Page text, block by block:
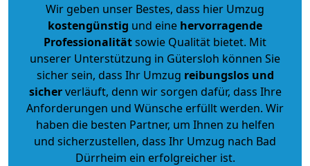
Wir geben unser Bestes, dass hier Umzug
kostengünstig und eine hervorragende
Professionalitätsowie Qualität bietet. Mit
unserer Unterstützung in Gütersloh können Sie
sicher sein, dass Ihr Umzug reibungslos und
sicherverläuft, denn wir sorgen dafür, dass Ihre
Anforderungen und Wünsche erfüllt werden. Wir
haben die besten Partner, um Ihnen zu helfen
und sicherzustellen, dass Ihr Umzug nach Bad
Dürrheim ein erfolgreicher ist.